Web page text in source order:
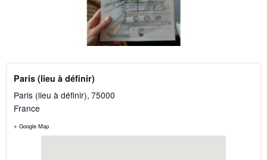
Paris (lieu à définir)
Paris (lieu à définir), 75000
France
+ Google Map